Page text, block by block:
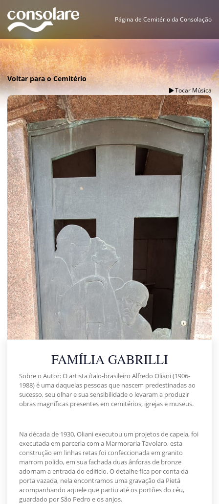
Página de Cemitério da Consolação
Voltar para o Cemitério
Tocar Música
FAMÍLIA GABRILLI
Sobre o Autor: O artista ítalo-brasileiro Alfredo Oliani (1906-
1988) é uma daquelas pessoas que nascem predestinadas ao
sucesso, seu olhar e sua sensibilidade o levaram a produzir
obras magníficas presentes em cemitérios, igrejas e museus.
Na década de 1930, Oliani executou um projetos de capela, foi
executada em parceria com a Marmoraria Tavolaro, esta
construção em linhas retas foi confeccionada em granito
marrom polido, em sua fachada duas ânforas de bronze
adornam a entrada do edifício. O detalhe fica por conta da
porta vazada, nela encontramos uma gravação da Pietá
acompanhando aquele que partiu até os portões do céu,
guardado por São Pedro e os anjos.